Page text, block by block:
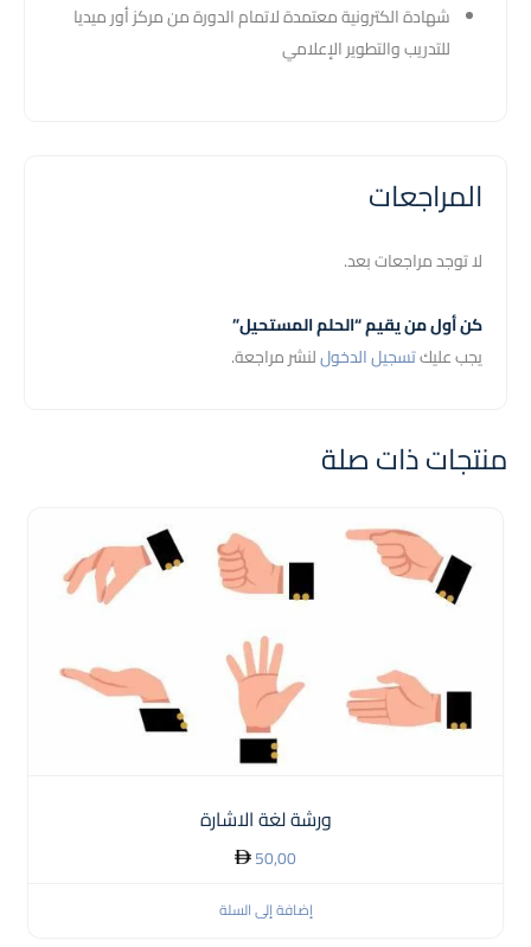
شهادة الكترونية معتمدة لاتمام الدورة من مركز أور ميديا
للتدريب والتطوير الإعلامي
المراجعات
لا توجد مراجعات بعد.
كن أول من يقيم “الحلم المستحيل”
يجب عليكتسجيل الدخوللنشر مراجعة.
منتجات ذات صلة
ورشة لغة الاشارة
50,00
إضافة إلى السلة